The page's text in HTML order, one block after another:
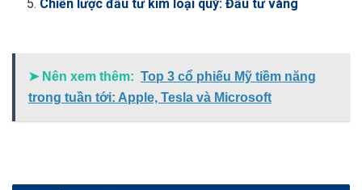
Chiến lược đầu tư kim loại quý: Đầu tư vàng
➤ Nên xem thêm: Top 3 cổ phiếu Mỹ tiềm năng
trong tuần tới: Apple, Tesla và Microsoft